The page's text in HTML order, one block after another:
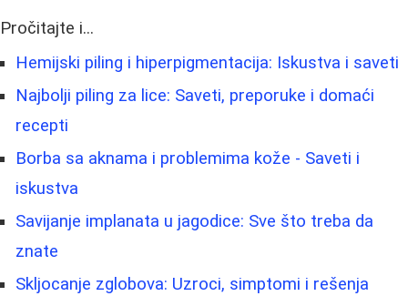
Pročitajte i...
Hemijski piling i hiperpigmentacija: Iskustva i saveti
Najbolji piling za lice: Saveti, preporuke i domaći
recepti
Borbа sa aknama i problemima kože - Saveti i
iskustva
Savijanje implanata u jagodice: Sve što treba da
znate
Skljocanje zglobova: Uzroci, simptomi i rešenja